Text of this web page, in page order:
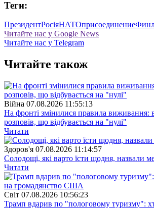
Теги:
ПрезидентРосіяНАТОприсоединение
Читайте нас у Google News
Читайте нас у Telegram
Читайте також
Війна 07.08.2026 11:55:13
На фронті змінилися правила виживання:
розповів, що відбувається на "нулі"
Читати
Здоров'я 07.08.2026 11:14:57
Солодощі, які варто їсти щодня, назвали
Читати
Свiт 07.08.2026 10:56:23
Трамп вдарив по "пологовому туризму":